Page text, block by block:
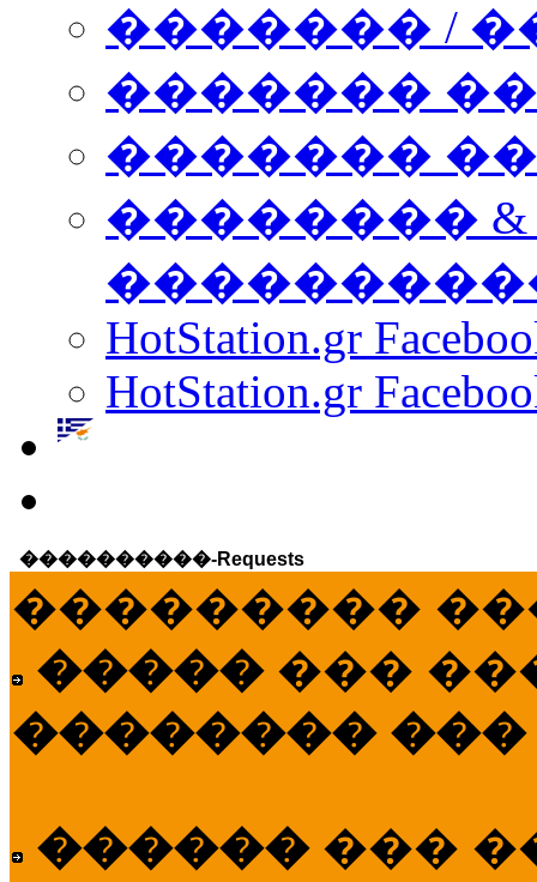
������� /
�������
������� ���
��������
HotStation.gr
HotStation.gr
����������-Requests
���������
����� ���
��������
������ ���